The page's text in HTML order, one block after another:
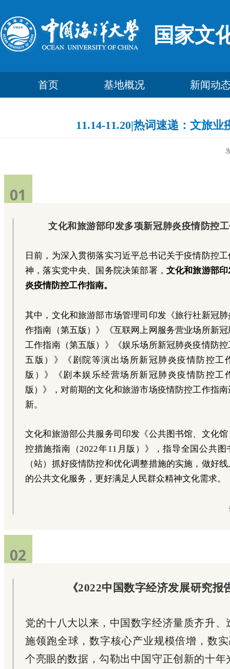
国家文
首页 基地概况 新闻动
11.14-11.20|热词速递：文旅
01
文化和旅游部印发多项新冠肺炎疫情防控
日前，为深入贯彻落实习近平总书记关于疫情防控
神，落实党中央、国务院决策部署， 文化和旅游部
炎疫情防控工作指南。
其中，文化和旅游部市场管理司印发《旅行社新冠
作指南（第五版）》《互联网上网服务营业场所新
工作指南（第五版）》《娱乐场所新冠肺炎疫情防
五版）》《剧院等演出场所新冠肺炎疫情防控工
版）》《剧本娱乐经营场所新冠肺炎疫情防控工
版）》，对前期的文化和旅游市场疫情防控工作指
新。
文化和旅游部公共服务司印发《公共图书馆、文化
控措施指南（2022年11月版）》，指导全国公共图
（站）抓好疫情防控和优化调整措施的实施，做好
的公共文化服务，更好满足人民群众精神文化需求。
02
《2022中国数字经济发展研究报
党的十八大以来，中国数字经济量质齐升
施领跑全球，数字核心产业规模倍增，数
个亮眼的数据，勾勒出中国守正创新的十